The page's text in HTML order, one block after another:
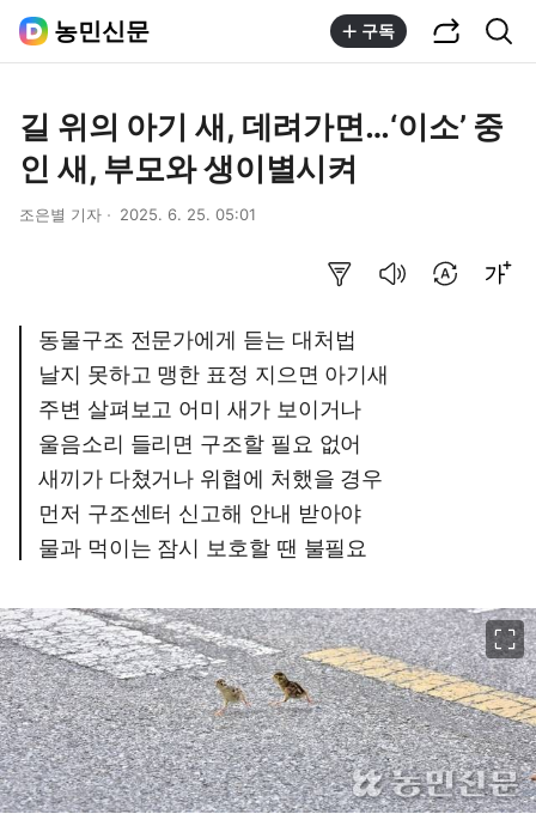
농민신문 구독
길 위의 아기 새, 데려가면…‘이소’ 중
인 새, 부모와 생이별시켜
조은별 기자 2025. 6. 25. 05:01
동물구조 전문가에게 듣는 대처법
날지 못하고 맹한 표정 지으면 아기새
주변 살펴보고 어미 새가 보이거나
울음소리 들리면 구조할 필요 없어
새끼가 다쳤거나 위협에 처했을 경우
먼저 구조센터 신고해 안내 받아야
물과 먹이는 잠시 보호할 땐 불필요